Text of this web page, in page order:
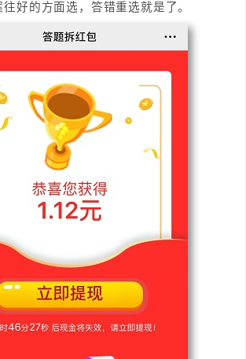
好的方面选，答错重选就是了。